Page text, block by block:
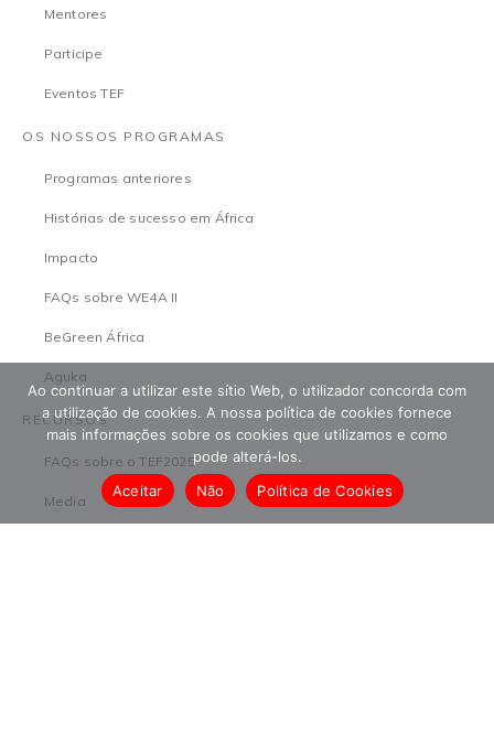
Mentores
Participe
Eventos TEF
OS NOSSOS PROGRAMAS
Programas anteriores
Histórias de sucesso em África
Impacto
FAQs sobre WE4A II
BeGreen África
Aguka
RECURSOS
FAQs sobre o TEF2025
Media
Ao continuar a utilizar este sítio Web, o utilizador concorda com
a utilização de cookies. A nossa política de cookies fornece
mais informações sobre os cookies que utilizamos e como
pode alterá-los.
Aceitar
Não Política de Cookies